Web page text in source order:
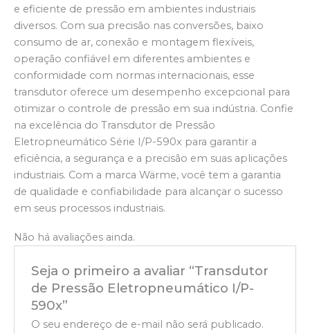
e eficiente de pressão em ambientes industriais
diversos. Com sua precisão nas conversões, baixo
consumo de ar, conexão e montagem flexíveis,
operação confiável em diferentes ambientes e
conformidade com normas internacionais, esse
transdutor oferece um desempenho excepcional para
otimizar o controle de pressão em sua indústria. Confie
na excelência do Transdutor de Pressão
Eletropneumático Série I/P-590x para garantir a
eficiência, a segurança e a precisão em suas aplicações
industriais. Com a marca Wärme, você tem a garantia
de qualidade e confiabilidade para alcançar o sucesso
em seus processos industriais.
Não há avaliações ainda.
Seja o primeiro a avaliar “Transdutor
de Pressão Eletropneumático I/P-
590x”
O seu endereço de e-mail não será publicado.